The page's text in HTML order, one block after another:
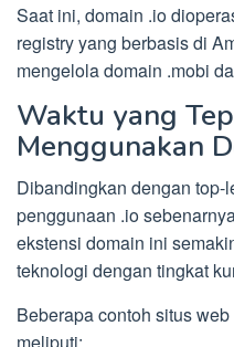
Saat ini, domain .io
registry yang berbasis di
mengelola domain .mobi
Waktu yang
Menggunakan
Dibandingkan dengan
penggunaan .io
ekstensi domain ini
teknologi dengan tingkat
Beberapa contoh situs
meliputi: